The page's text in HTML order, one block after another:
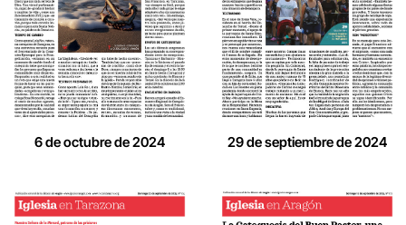
6 de octubre de 2024 29 de septiembre de 2024